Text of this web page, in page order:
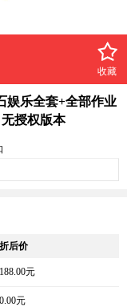
收藏
娱乐全套+全部作业
授权版本
折后价
188.00元
0.00元